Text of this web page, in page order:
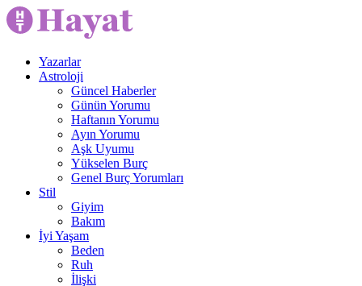
Yazarlar
Astroloji
Güncel Haberler
Günün Yorumu
Haftanın Yorumu
Ayın Yorumu
Aşk Uyumu
Yükselen Burç
Genel Burç Yorumları
Stil
Giyim
Bakım
İyi Yaşam
Beden
Ruh
İlişki